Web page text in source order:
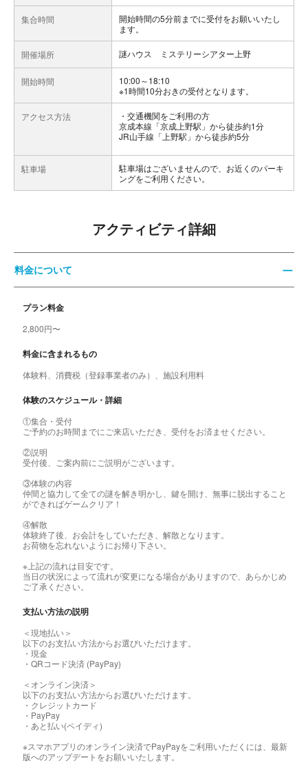
集合時間
開始時間の5分前までに受付をお願いいたし
ます。
開催場所 謎ハウス ミステリーシアター上野
開始時間
10:00～18:10
※1時間10分おきの受付となります。
アクセス方法
交通機関をご利用の方
京成本線「京成上野駅」から徒歩約1分
JR山手線「上野駅」から徒歩約5分
駐車場
駐車場はございませんので、お近くのパーキ
ングをご利用ください。
アクティビティ詳細
料金について
プラン料金
2,800円〜
料金に含まれるもの
体験料、消費税（登録事業者のみ）、施設利用料
体験のスケジュール・詳細
①集合・受付
ご予約のお時間までにご来店いただき、受付をお済ませください。
②説明
受付後、ご案内前にご説明がございます。
③体験の内容
仲間と協力して全ての謎を解き明かし、鍵を開け、無事に脱出すること
ができればゲームクリア！
④解散
体験終了後、お会計をしていただき、解散となります。
お荷物を忘れないようにお帰り下さい。
※上記の流れは目安です。
当日の状況によって流れが変更になる場合がありますので、あらかじめ
ご了承ください。
支払い方法の説明
＜現地払い＞
以下のお支払い方法からお選びいただけます。
・現金
・QRコード決済 (PayPay)
＜オンライン決済＞
以下のお支払い方法からお選びいただけます。
・クレジットカード
・PayPay
・あと払い(ペイディ)
※スマホアプリのオンライン決済でPayPayをご利用いただくには、最新
版へのアップデートをお願いいたします。